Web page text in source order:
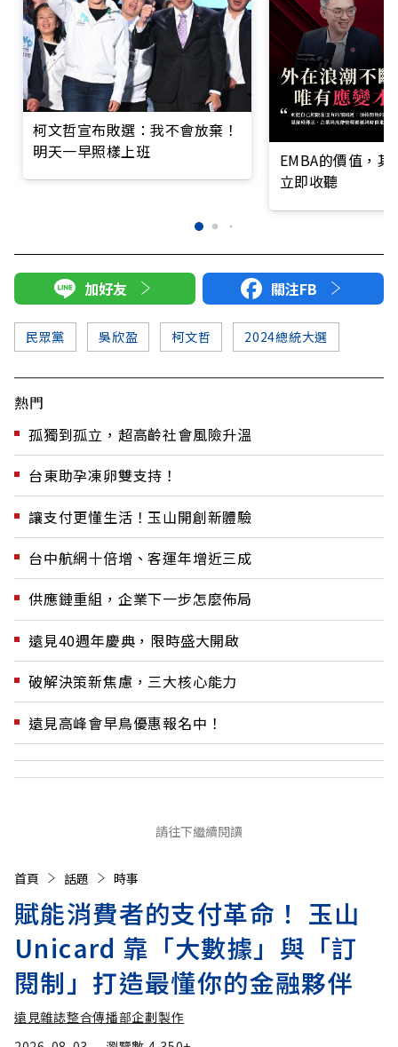
柯文哲宣布敗選：我不會放棄！
明天一早照樣上班
EMBA的價值，
立即收聽
加好友 關注FB
民眾黨 吳欣盈 柯文哲 2024總統大選
熱門
孤獨到孤立，超高齡社會風險升溫
台東助孕凍卵雙支持！
讓支付更懂生活！玉山開創新體驗
台中航網十倍增、客運年增近三成
供應鏈重組，企業下一步怎麼佈局
遠見40週年慶典，限時盛大開啟
破解決策新焦慮，三大核心能力
遠見高峰會早鳥優惠報名中！
請往下繼續閱讀
首頁 話題 時事
賦能消費者的支付革命！ 玉山
Unicard 靠「大數據」與「訂
閱制」打造最懂你的金融夥伴
遠見雜誌整合傳播部企劃製作